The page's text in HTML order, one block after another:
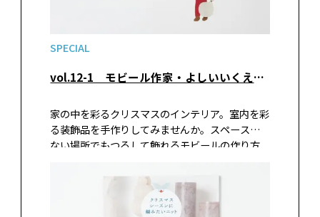
SPECIAL
vol.12-1 モビール作家・よしいいくえさんの「クリスマスモビール」前編
家の中を彩るクリスマスのインテリア。室内を彩
る装飾品を手作りしてみませんか。スペースの
ない場所でもつるして飾れるモビールの作り方
いただきました。